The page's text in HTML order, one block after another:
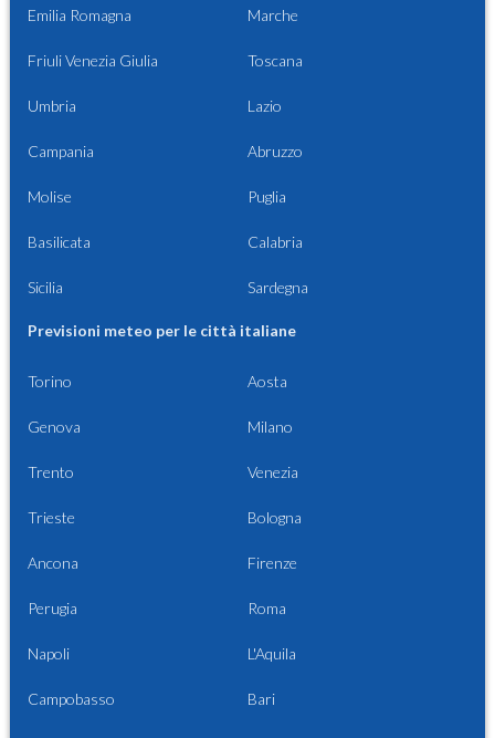
Emilia Romagna Marche
Friuli Venezia Giulia Toscana
Umbria Lazio
Campania Abruzzo
Molise Puglia
Basilicata Calabria
Sicilia Sardegna
Previsioni meteo per le città italiane
Torino Aosta
Genova Milano
Trento Venezia
Trieste Bologna
Ancona Firenze
Perugia Roma
Napoli L'Aquila
Campobasso Bari